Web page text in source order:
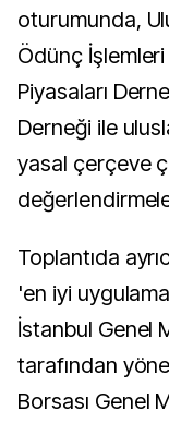
oturumunda,
Ödünç
Piyasaları
Derneği ile
yasal çerçeve
Toplantıda
'en iyi
İstanbul Genel
tarafından
Borsası Genel